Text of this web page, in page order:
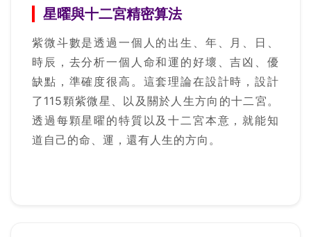
星曜與十二宮精密算法
紫微斗數是透過一個人的出生、年、月、日、
時辰，去分析一個人命和運的好壞、吉凶、優
缺點，準確度很高。這套理論在設計時，設計
了115顆紫微星、以及關於人生方向的十二宮。
透過每顆星曜的特質以及十二宮本意，就能知
道自己的命、運，還有人生的方向。